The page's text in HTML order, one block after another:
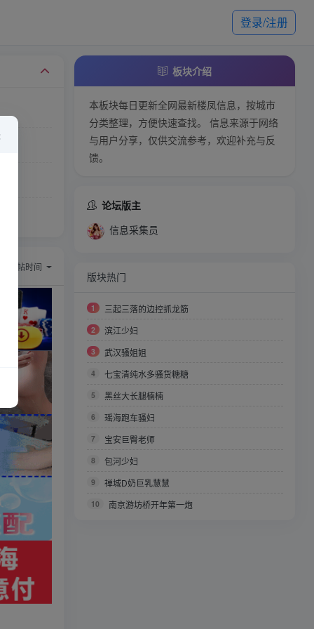
登录/注册
回帖时间
板块介绍
本板块每日更新全网最新楼凤信息，按城市
分类整理，方便快速查找。 信息来源于网络
与用户分享，仅供交流参考，欢迎补充与反
馈。
论坛版主
信息采集员
版块热门
1 三起三落的边控抓龙筋
2 滨江少妇
3 武汉骚姐姐
4 七宝清纯水多骚货糖糖
5 黑丝大长腿楠楠
6 瑶海跑车骚妇
7 宝安巨臀老师
8 包河少妇
9 禅城D奶巨乳慧慧
10 南京游坊桥开年第一炮